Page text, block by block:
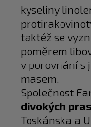
kyseliny
taktéž se
poměrem
v porovnání s
masem.
Společnost
divokých
Toskánska a